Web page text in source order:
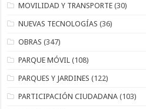
MOVILIDAD Y TRANSPORTE (30)
NUEVAS TECNOLOGÍAS (36)
OBRAS (347)
PARQUE MÓVIL (108)
PARQUES Y JARDINES (122)
PARTICIPACIÓN CIUDADANA (103)